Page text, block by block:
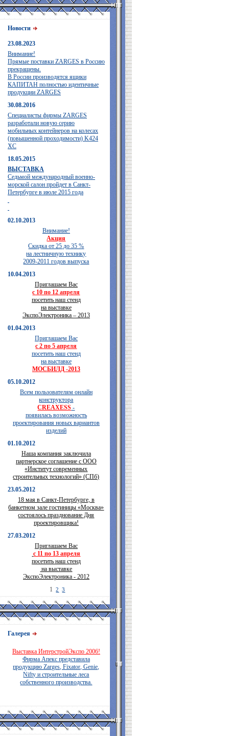
Новости
23.08.2023
Внимание!
Прямые поставки ZARGES в Россию
прекращены.
В России производятся ящики
КАПИТАН полностью идентичные
продукции ZARGES
30.08.2016
Специалисты фирмы ZARGES
разработали новую серию
мобильных контейнеров на колесах
(повышенной проходимости) K424
XC
18.05.2015
ВЫСТАВКА
Седьмой международный военно-
морской салон пройдет в Санкт-
Петербурге в июле 2015 года
02.10.2013
Внимание!
Акция
Скидка от 25 до 35 %
на лестничную технику
2009-2011 годов выпуска
10.04.2013
Приглашаем Вас
с 10 по 12 апреля
посетить наш стенд
на выставке
ЭкспоЭлектроника – 2013
01.04.2013
Приглашаем Вас
с 2 по 5 апреля
посетить наш стенд
на выставке
МОСБИЛД -2013
05.10.2012
Всем пользователям онлайн
конструктора
CREAXESS -
появилась возможность
проектирования новых вариантов
изделий
01.10.2012
Наша компания заключила
партнерское соглашение с ООО
«Институт современных
строительных технологий» (СПб)
23.05.2012
18 мая в Санкт-Петербурге, в
банкетном зале гостиницы «Москва»
состоялось празднование Дня
проектировщика!
27.03.2012
Приглашаем Вас
с 11 по 13 апреля
посетить наш стенд
на выставке
ЭкспоЭлектроника - 2012
1
2 3
Галерея
Выставка ИнтерстройЭкспо 2006!
Фирма Апекс представила
продукцию Zarges, Fixator, Genie,
Nifty и строительные леса
собственного производства.